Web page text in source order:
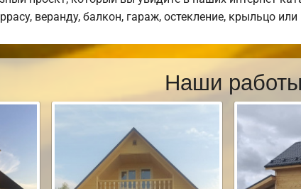
веранду, балкон, гараж, остекление, крыльцо или
Наши